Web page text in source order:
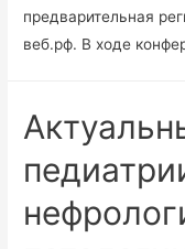
предварительная
веб.рф. В ходе